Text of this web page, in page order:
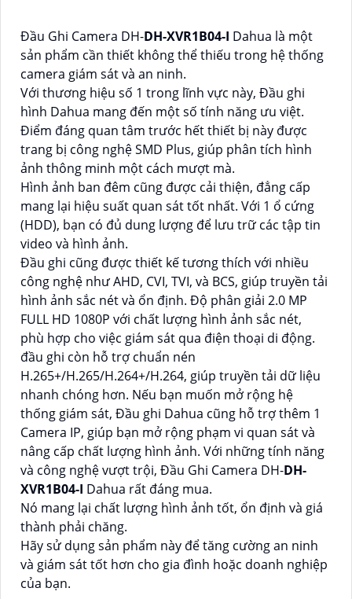
Đầu Ghi Camera DH-DH-XVR1B04-I Dahua là một
sản phẩm cần thiết không thể thiếu trong hệ thống
camera giám sát và an ninh.
Với thương hiệu số 1 trong lĩnh vực này, Đầu ghi
hình Dahua mang đến một số tính năng ưu việt.
Điểm đáng quan tâm trước hết thiết bị này được
trang bị công nghệ SMD Plus, giúp phân tích hình
ảnh thông minh một cách mượt mà.
Hình ảnh ban đêm cũng được cải thiện, đẳng cấp
mang lại hiệu suất quan sát tốt nhất. Với 1 ổ cứng
(HDD), bạn có đủ dung lượng để lưu trữ các tập tin
video và hình ảnh.
Đầu ghi cũng được thiết kế tương thích với nhiều
công nghệ như AHD, CVI, TVI, và BCS, giúp truyền tải
hình ảnh sắc nét và ổn định. Độ phân giải 2.0 MP
FULL HD 1080P với chất lượng hình ảnh sắc nét,
phù hợp cho việc giám sát qua điện thoại di động.
đầu ghi còn hỗ trợ chuẩn nén
H.265+/H.265/H.264+/H.264, giúp truyền tải dữ liệu
nhanh chóng hơn. Nếu bạn muốn mở rộng hệ
thống giám sát, Đầu ghi Dahua cũng hỗ trợ thêm 1
Camera IP, giúp bạn mở rộng phạm vi quan sát và
nâng cấp chất lượng hình ảnh. Với những tính năng
và công nghệ vượt trội, Đầu Ghi Camera DH-DH-
XVR1B04-I Dahua rất đáng mua.
Nó mang lại chất lượng hình ảnh tốt, ổn định và giá
thành phải chăng.
Hãy sử dụng sản phẩm này để tăng cường an ninh
và giám sát tốt hơn cho gia đình hoặc doanh nghiệp
của bạn.